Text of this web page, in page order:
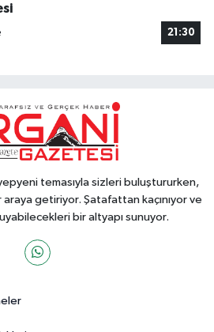
21:30
temasıyla sizleri buluştururken,
getiriyor. Şatafattan kaçınıyor ve
bir altyapı sunuyor.